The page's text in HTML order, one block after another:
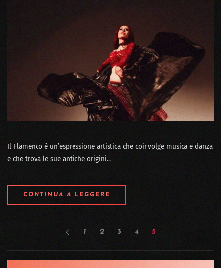
Il Flamenco è un’espressione artistica che coinvolge musica e danza
e che trova le sue antiche origini...
CONTINUA A LEGGERE
1 2 3 4 5